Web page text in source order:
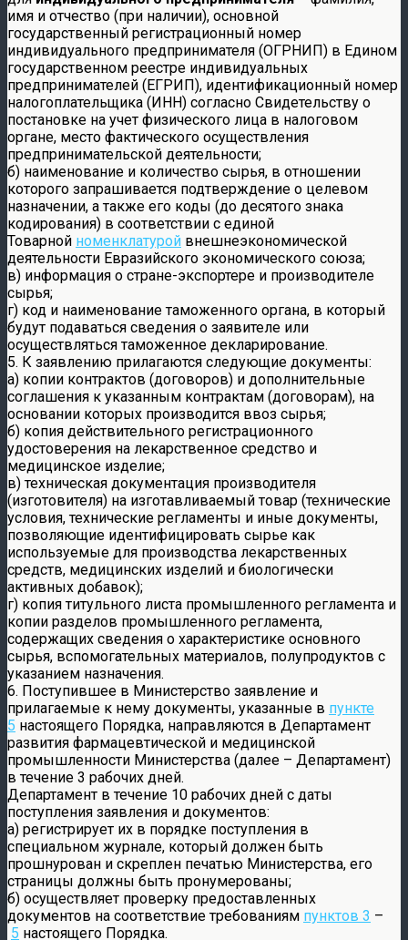
имя и отчество (при наличии), основной
государственный регистрационный номер
индивидуального предпринимателя (ОГРНИП) в Едином
государственном реестре индивидуальных
предпринимателей (ЕГРИП), идентификационный номер
налогоплательщика (ИНН) согласно Свидетельству о
постановке на учет физического лица в налоговом
органе, место фактического осуществления
предпринимательской деятельности;
б) наименование и количество сырья, в отношении
которого запрашивается подтверждение о целевом
назначении, а также его коды (до десятого знака
кодирования) в соответствии с единой
Товарной номенклатурой внешнеэкономической
деятельности Евразийского экономического союза;
в) информация о стране-экспортере и производителе
сырья;
г) код и наименование таможенного органа, в который
будут подаваться сведения о заявителе или
осуществляться таможенное декларирование.
5. К заявлению прилагаются следующие документы:
а) копии контрактов (договоров) и дополнительные
соглашения к указанным контрактам (договорам), на
основании которых производится ввоз сырья;
б) копия действительного регистрационного
удостоверения на лекарственное средство и
медицинское изделие;
в) техническая документация производителя
(изготовителя) на изготавливаемый товар (технические
условия, технические регламенты и иные документы,
позволяющие идентифицировать сырье как
используемые для производства лекарственных
средств, медицинских изделий и биологически
активных добавок);
г) копия титульного листа промышленного регламента и
копии разделов промышленного регламента,
содержащих сведения о характеристике основного
сырья, вспомогательных материалов, полупродуктов с
указанием назначения.
6. Поступившее в Министерство заявление и
прилагаемые к нему документы, указанные в пункте
5 настоящего Порядка, направляются в Департамент
развития фармацевтической и медицинской
промышленности Министерства (далее – Департамент)
в течение 3 рабочих дней.
Департамент в течение 10 рабочих дней с даты
поступления заявления и документов:
а) регистрирует их в порядке поступления в
специальном журнале, который должен быть
прошнурован и скреплен печатью Министерства, его
страницы должны быть пронумерованы;
б) осуществляет проверку предоставленных
документов на соответствие требованиям пунктов 3 –
5 настоящего Порядка.